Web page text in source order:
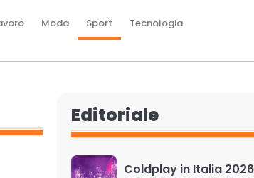
Moda Sport Tecnologia
Editoriale
Coldplay in Italia